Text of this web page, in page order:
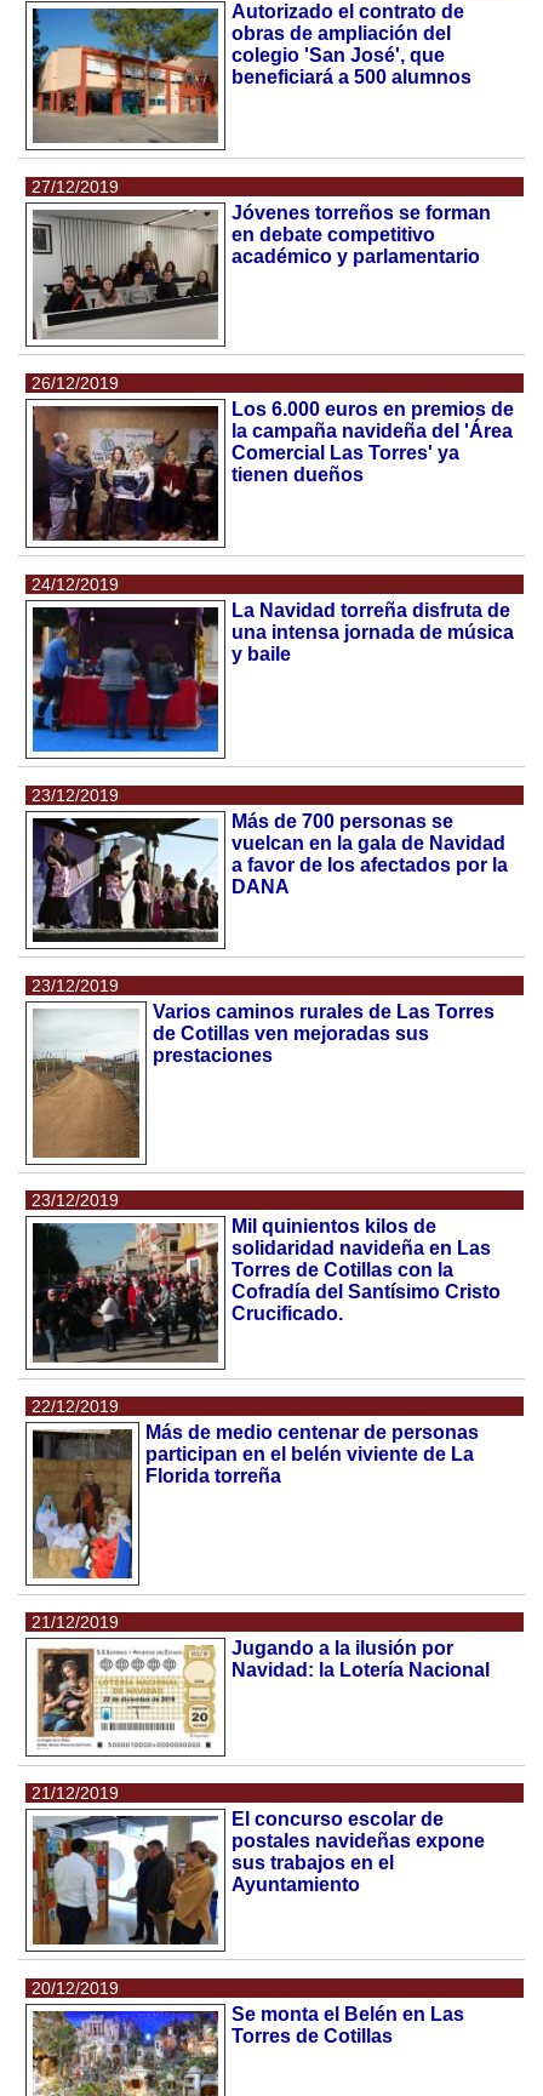
Autorizado el contrato de
obras de ampliación del
colegio 'San José', que
beneficiará a 500 alumnos
27/12/2019
Jóvenes torreños se forman
en debate competitivo
académico y parlamentario
26/12/2019
Los 6.000 euros en premios de
la campaña navideña del 'Área
Comercial Las Torres' ya
tienen dueños
24/12/2019
La Navidad torreña disfruta de
una intensa jornada de música
y baile
23/12/2019
Más de 700 personas se
vuelcan en la gala de Navidad
a favor de los afectados por la
DANA
23/12/2019
Varios caminos rurales de Las Torres
de Cotillas ven mejoradas sus
prestaciones
23/12/2019
Mil quinientos kilos de
solidaridad navideña en Las
Torres de Cotillas con la
Cofradía del Santísimo Cristo
Crucificado.
22/12/2019
Más de medio centenar de personas
participan en el belén viviente de La
Florida torreña
21/12/2019
Jugando a la ilusión por
Navidad: la Lotería Nacional
21/12/2019
El concurso escolar de
postales navideñas expone
sus trabajos en el
Ayuntamiento
20/12/2019
Se monta el Belén en Las
Torres de Cotillas